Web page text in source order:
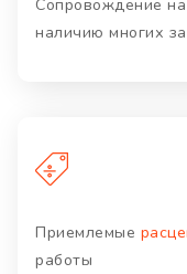
Сопровождение
наличию многих
Приемлемые
работы